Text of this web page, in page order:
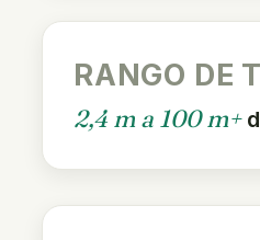
RANGO DE
2,4 m a 100 m+